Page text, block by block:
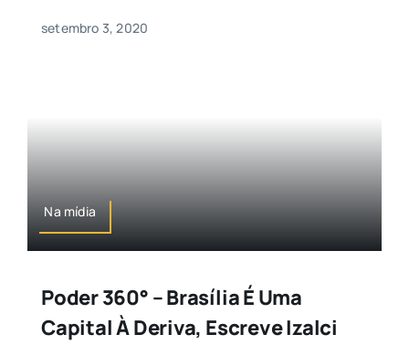
setembro 3, 2020
Na mídia
Poder 360° – Brasília É Uma
Capital À Deriva, Escreve Izalci